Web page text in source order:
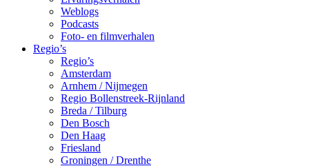
Weblogs
Podcasts
Foto- en filmverhalen
Regio’s
Regio’s
Amsterdam
Arnhem / Nijmegen
Regio Bollenstreek-Rijnland
Breda / Tilburg
Den Bosch
Den Haag
Friesland
Groningen / Drenthe